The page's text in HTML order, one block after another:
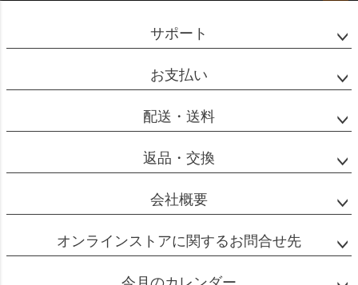
ップ
サポート
お支払い
配送・送料
返品・交換
会社概要
オンラインストアに関するお問合せ先